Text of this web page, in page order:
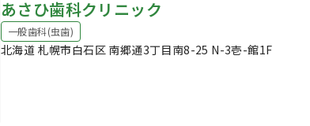
あさひ歯科クリニック
一般歯科(虫歯)
北海道 札幌市白石区 南郷通3丁目南8-25 N-3壱-館1F